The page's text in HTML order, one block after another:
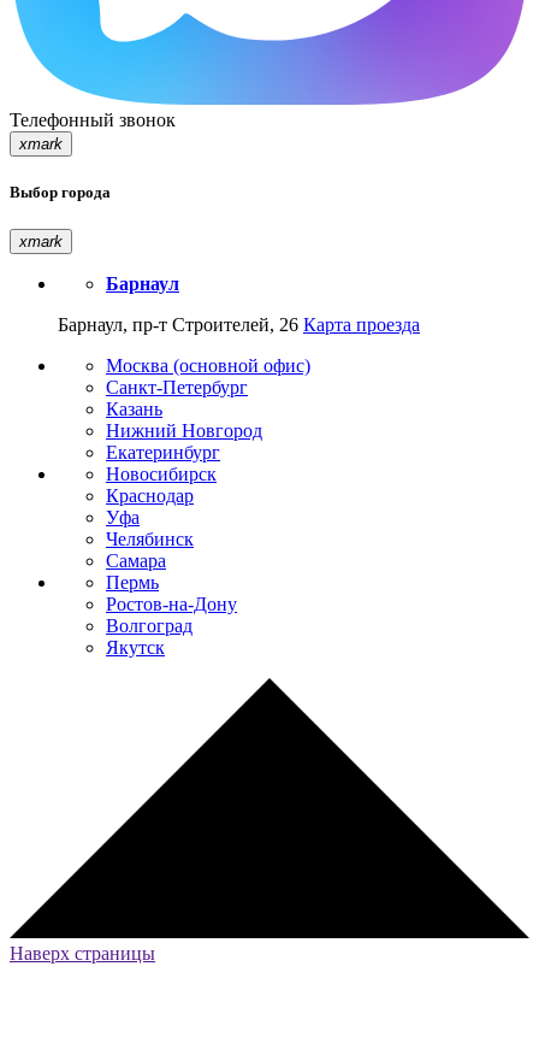
Телефонный звонок
xmark
Выбор города
xmark
Барнаул
Барнаул, пр-т Строителей, 26 Карта проезда
Москва (основной офис)
Санкт-Петербург
Казань
Нижний Новгород
Екатеринбург
Новосибирск
Краснодар
Уфа
Челябинск
Самара
Пермь
Ростов-на-Дону
Волгоград
Якутск
Наверх страницы